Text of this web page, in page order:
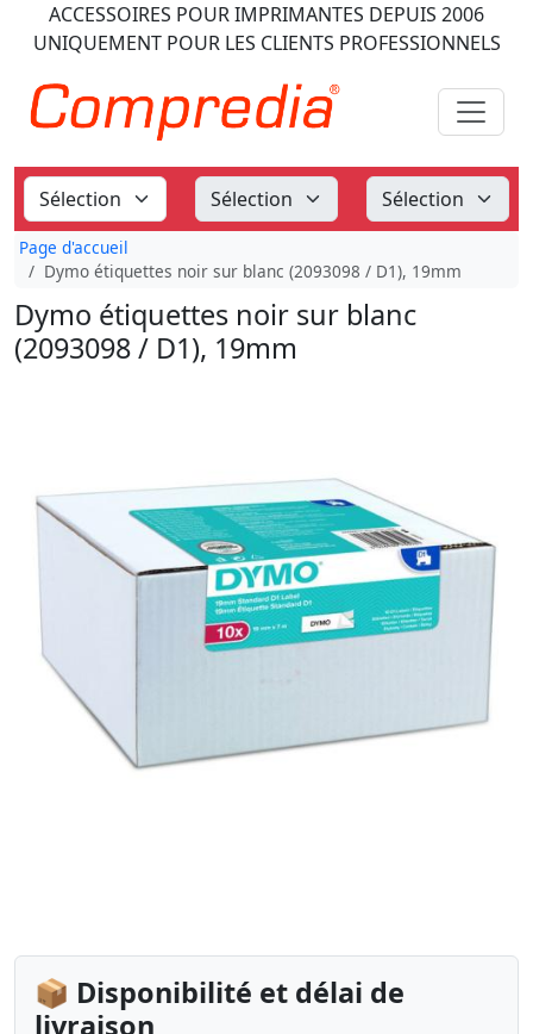
ACCESSOIRES POUR IMPRIMANTES DEPUIS 2006
UNIQUEMENT POUR LES CLIENTS PROFESSIONNELS
Page d'accueil
Dymo étiquettes noir sur blanc (2093098 / D1), 19mm
Dymo étiquettes noir sur blanc
(2093098 / D1), 19mm
📦 Disponibilité et délai de
livraison